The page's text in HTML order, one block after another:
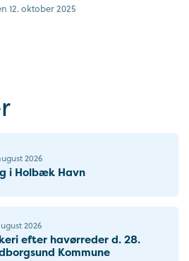
12. oktober 2025
2026
i Holbæk Havn
2026
efter havørreder d. 28.
Kommune